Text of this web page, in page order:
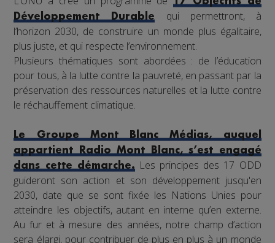
Développement Durable
qui permettront, à
l’horizon 2030, de construire un monde plus égalitaire,
plus juste, et qui respecte l’environnement.
Plusieurs thématiques sont abordées : de l’éducation
pour tous, à la lutte contre la pauvreté, en passant par la
préservation des ressources naturelles et la lutte contre
le réchauffement climatique.
Le Groupe Mont Blanc Médias, auquel
appartient Radio Mont Blanc, s’est engagé
dans cette démarche.Les principes des 17 ODD
guideront son action et son développement jusqu'en
2030, date que se sont fixée les Nations Unies pour
atteindre les objectifs, autant en interne qu’en externe.
Au fur et à mesure des années, notre champ d’action
sera élargi, pour contribuer de plus en plus à un monde